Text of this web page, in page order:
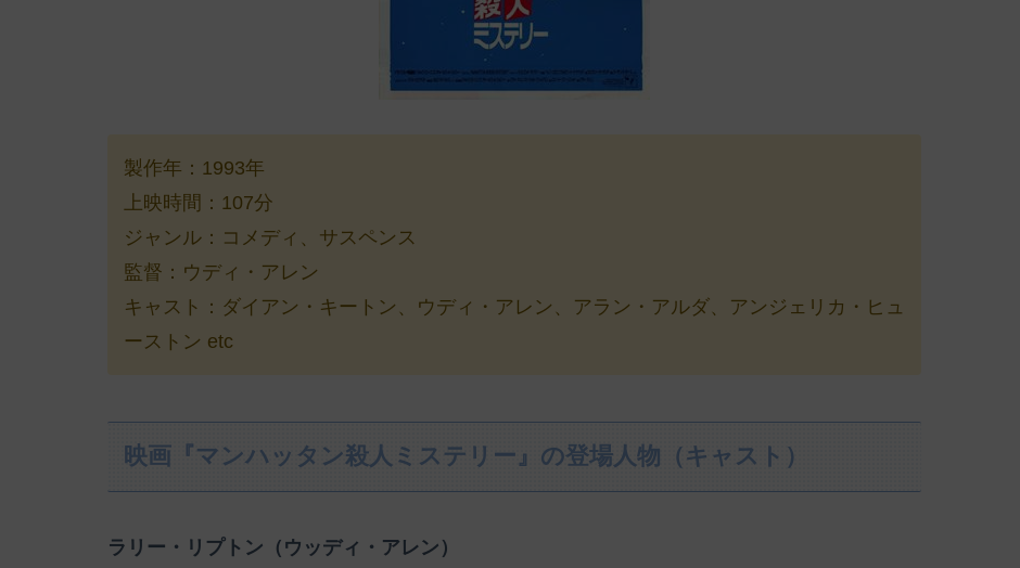
製作年：1993年
上映時間：107分
ジャンル：コメディ、サスペンス
監督：ウディ・アレン
キャスト：ダイアン・キートン、ウディ・アレン、アラン・アルダ、アンジェリカ・ヒュ
ーストン etc
映画『マンハッタン殺人ミステリー』の登場人物（キャスト）
ラリー・リプトン（ウッディ・アレン）